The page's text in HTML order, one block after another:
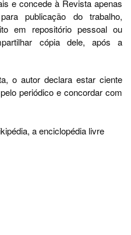
e concede à Revista apenas
publicação do trabalho,
em repositório pessoal ou
cópia dele, após a
o autor declara estar ciente
periódico e concordar com